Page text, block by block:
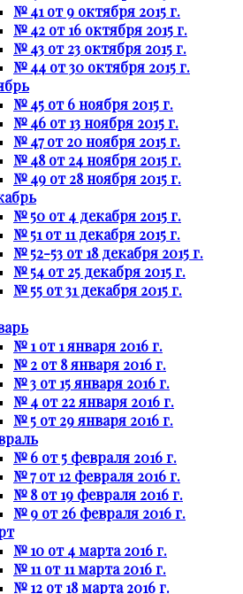
№ 41 от 9 октября 2015 г.
№ 42 от 16 октября 2015 г.
№ 43 от 23 октября 2015 г.
№ 44 от 30 октября 2015 г.
№ 45 от 6 ноября 2015 г.
№ 46 от 13 ноября 2015 г.
№ 47 от 20 ноября 2015 г.
№ 48 от 24 ноября 2015 г.
№ 49 от 28 ноября 2015 г.
№ 50 от 4 декабря 2015 г.
№ 51 от 11 декабря 2015 г.
№ 52-53 от 18 декабря 2015 г.
№ 54 от 25 декабря 2015 г.
№ 55 от 31 декабря 2015 г.
№ 1 от 1 января 2016 г.
№ 2 от 8 января 2016 г.
№ 3 от 15 января 2016 г.
№ 4 от 22 января 2016 г.
№ 5 от 29 января 2016 г.
№ 6 от 5 февраля 2016 г.
№ 7 от 12 февраля 2016 г.
№ 8 от 19 февраля 2016 г.
№ 9 от 26 февраля 2016 г.
№ 10 от 4 марта 2016 г.
№ 11 от 11 марта 2016 г.
№ 12 от 18 марта 2016 г.